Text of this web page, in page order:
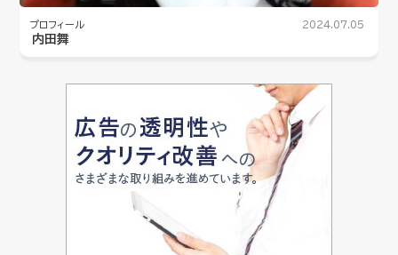
プロフィール 2024.07.05
内田舞